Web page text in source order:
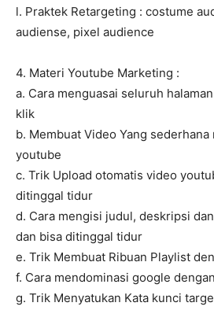
l. Praktek Retargeting : costume
audiense, pixel audience
4. Materi Youtube Marketing :
a. Cara menguasai seluruh
klik
b. Membuat Video Yang sederhana
youtube
c. Trik Upload otomatis video
ditinggal tidur
d. Cara mengisi judul, deskripsi
dan bisa ditinggal tidur
e. Trik Membuat Ribuan Playlist
f. Cara mendominasi google
g. Trik Menyatukan Kata kunci